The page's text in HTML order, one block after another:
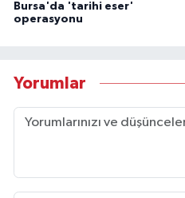
Bursa'da 'tarihi eser'
operasyonu
Yorumlar